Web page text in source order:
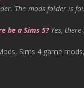
The mods folder is
be a Sims 5? Yes,
Sims 4 game